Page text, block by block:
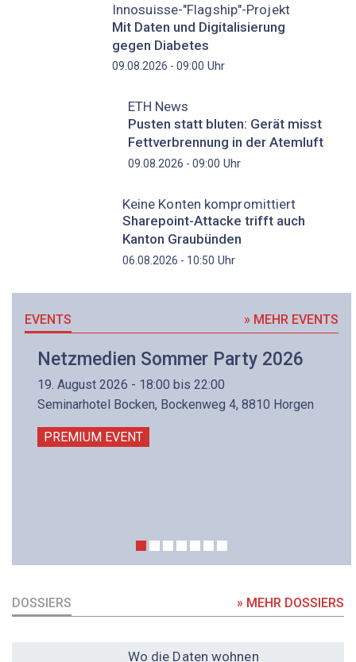
Innosuisse-"Flagship"-Projekt
Mit Daten und Digitalisierung
gegen Diabetes
09.08.2026 - 09:00 Uhr
ETH News
Pusten statt bluten: Gerät misst
Fettverbrennung in der Atemluft
09.08.2026 - 09:00 Uhr
Keine Konten kompromittiert
Sharepoint-Attacke trifft auch
Kanton Graubünden
06.08.2026 - 10:50 Uhr
EVENTS » MEHR EVENTS
Netzmedien Sommer Party 2026
19. August 2026 - 18:00 bis 22:00
Seminarhotel Bocken, Bockenweg 4, 8810 Horgen
PREMIUM EVENT
DOSSIERS » MEHR DOSSIERS
Wo die Daten wohnen